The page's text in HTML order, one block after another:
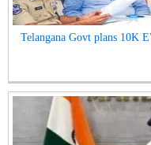
Telangana Govt plans 10K